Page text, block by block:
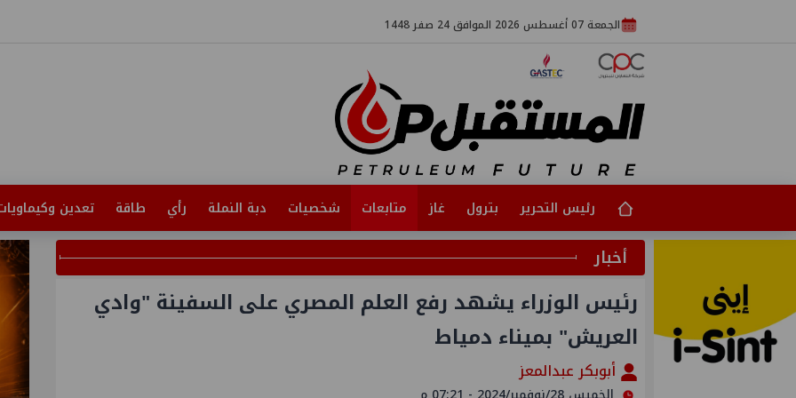
الجمعة 07 أغسطس 2026 الموافق 24 صفر 1448
رئيس التحرير بترول غاز متابعات شخصيات دبة النملة رأي طاقة تعدين
أخبار
رئيس الوزراء يشهد رفع العلم المصري على السفينة "وادي
العريش" بميناء دمياط
أبوبكر عبدالمعز